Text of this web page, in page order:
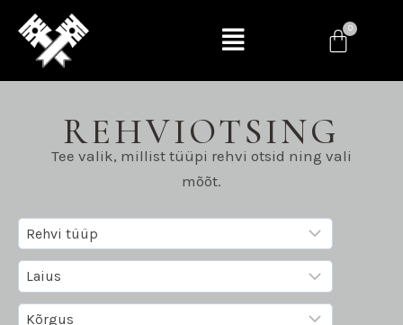
REHVIOTSING
Tee valik, millist tüüpi rehvi otsid ning vali
mõõt.